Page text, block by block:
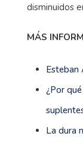
disminuidos
MÁS
Esteban
¿Por
La dura